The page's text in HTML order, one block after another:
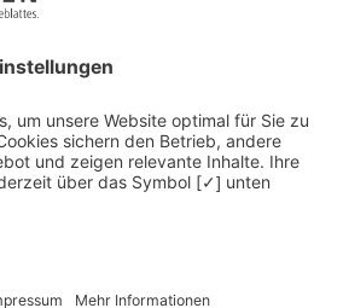
Kontakt
Datenschutz
Newsletter